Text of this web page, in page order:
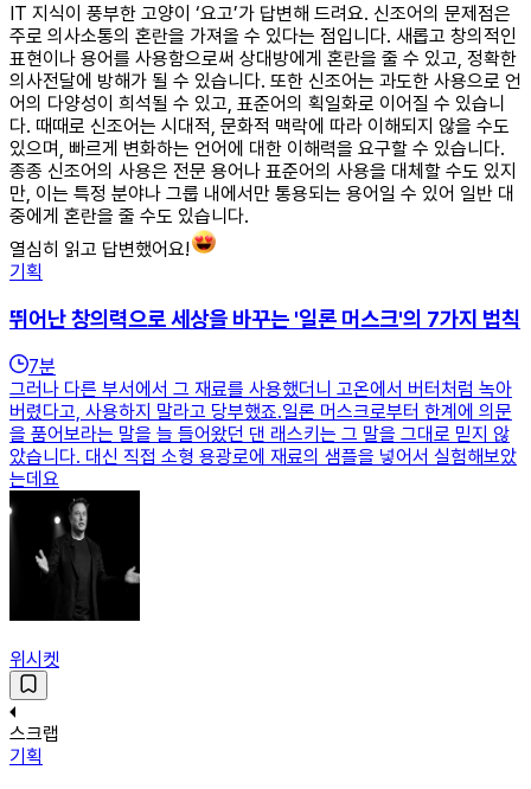
IT 지식이 풍부한 고양이 ‘요고’가 답변해 드려요. 신조어의 문제점은
주로 의사소통의 혼란을 가져올 수 있다는 점입니다. 새롭고 창의적인
표현이나 용어를 사용함으로써 상대방에게 혼란을 줄 수 있고, 정확한
의사전달에 방해가 될 수 있습니다. 또한 신조어는 과도한 사용으로 언
어의 다양성이 희석될 수 있고, 표준어의 획일화로 이어질 수 있습니
다. 때때로 신조어는 시대적, 문화적 맥락에 따라 이해되지 않을 수도
있으며, 빠르게 변화하는 언어에 대한 이해력을 요구할 수 있습니다.
종종 신조어의 사용은 전문 용어나 표준어의 사용을 대체할 수도 있지
만, 이는 특정 분야나 그룹 내에서만 통용되는 용어일 수 있어 일반 대
중에게 혼란을 줄 수도 있습니다.
열심히 읽고 답변했어요!
기획
뛰어난 창의력으로 세상을 바꾸는 '일론 머스크'의 7가지 법칙
7분
그러나 다른 부서에서 그 재료를 사용했더니 고온에서 버터처럼 녹아
버렸다고, 사용하지 말라고 당부했죠.일론 머스크로부터 한계에 의문
을 품어보라는 말을 늘 들어왔던 댄 래스키는 그 말을 그대로 믿지 않
았습니다. 대신 직접 소형 용광로에 재료의 샘플을 넣어서 실험해보았
는데요
위시켓
스크랩
기획